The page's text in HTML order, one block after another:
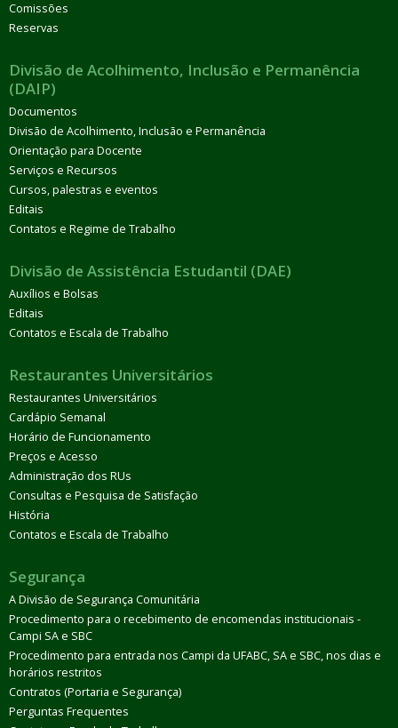
Comissões
Reservas
Divisão de Acolhimento, Inclusão e Permanência
(DAIP)
Documentos
Divisão de Acolhimento, Inclusão e Permanência
Orientação para Docente
Serviços e Recursos
Cursos, palestras e eventos
Editais
Contatos e Regime de Trabalho
Divisão de Assistência Estudantil (DAE)
Auxílios e Bolsas
Editais
Contatos e Escala de Trabalho
Restaurantes Universitários
Restaurantes Universitários
Cardápio Semanal
Horário de Funcionamento
Preços e Acesso
Administração dos RUs
Consultas e Pesquisa de Satisfação
História
Contatos e Escala de Trabalho
Segurança
A Divisão de Segurança Comunitária
Procedimento para o recebimento de encomendas institucionais -
Campi SA e SBC
Procedimento para entrada nos Campi da UFABC, SA e SBC, nos dias e
horários restritos
Contratos (Portaria e Segurança)
Perguntas Frequentes